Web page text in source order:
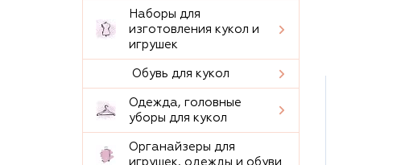
Наборы для
изготовления кукол и
игрушек
Обувь для кукол
Одежда, головные
уборы для кукол
Органайзеры для
игрушек, одежды и обуви